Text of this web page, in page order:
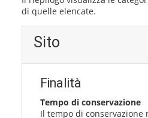
di quelle elencate.
Sito
Finalità
Tempo di conservazione
Il tempo di conservazione